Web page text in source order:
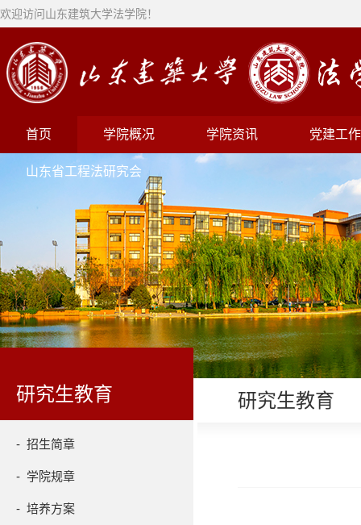
欢迎访问山东建筑大学法学院！
首页 学院概况 学院资讯 党建工作
山东省工程法研究会
研究生教育
- 招生简章
- 学院规章
- 培养方案
研究生教育